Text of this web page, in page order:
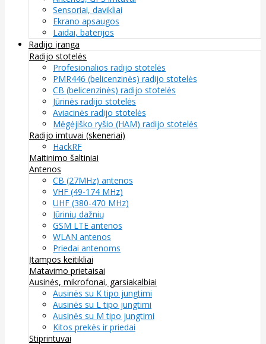
Sensoriai, davikliai
Ekrano apsaugos
Laidai, baterijos
Radijo įranga
Radijo stotelės
Profesionalios radijo stotelės
PMR446 (belicenzinės) radijo stotelės
CB (belicenzinės) radijo stotelės
Jūrinės radijo stotelės
Aviacinės radijo stotelės
Mėgėjiško ryšio (HAM) radijo stotelės
Radijo imtuvai (skeneriai)
HackRF
Maitinimo šaltiniai
Antenos
CB (27MHz) antenos
VHF (49-174 MHz)
UHF (380-470 MHz)
Jūrinių dažnių
GSM LTE antenos
WLAN antenos
Priedai antenoms
Įtampos keitikliai
Matavimo prietaisai
Ausinės, mikrofonai, garsiakalbiai
Ausinės su K tipo jungtimi
Ausinės su L tipo jungtimi
Ausinės su M tipo jungtimi
Kitos prekės ir priedai
Stiprintuvai